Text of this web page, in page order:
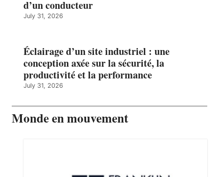
d’un conducteur
July 31, 2026
Éclairage d’un site industriel : une
conception axée sur la sécurité, la
productivité et la performance
July 31, 2026
Monde en mouvement